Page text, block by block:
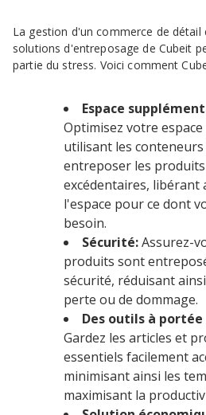
La gestion d'un commerce de détail
solutions d'entreposage de Cubeit
partie du stress. Voici comment
Espace
Optimisez votre
utilisant les
entreposer les produits
excédentaires, libérant
l'espace pour ce dont
besoin.
Sécurité:Assurez-
produits sont
sécurité, réduisant
perte ou de dommage.
Des outils à
Gardez les articles et
essentiels facilement
minimisant ainsi les
maximisant la